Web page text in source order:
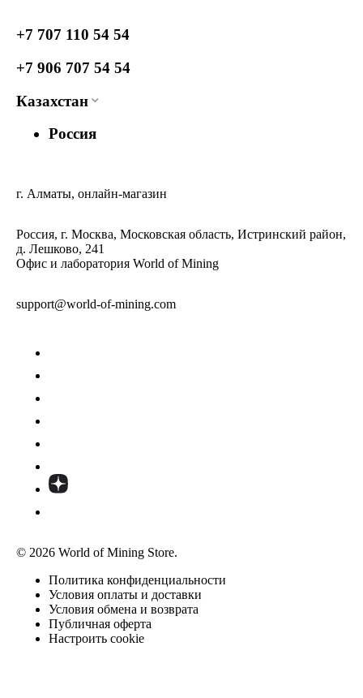
+7 707 110 54 54
+7 906 707 54 54
Казахстан
Россия
г. Алматы, онлайн-магазин
Россия, г. Москва, Московская область, Истринский район,
д. Лешково, 241
Офис и лаборатория World of Mining
support@world-of-mining.com
© 2026 World of Mining Store.
Политика конфиденциальности
Условия оплаты и доставки
Условия обмена и возврата
Публичная оферта
Настроить cookie